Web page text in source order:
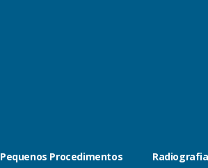
Pequenos Procedimentos